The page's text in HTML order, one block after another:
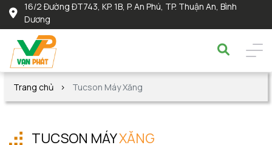
16/2 Đường ĐT743, KP. 1B, P. An Phú, TP. Thuận An, Bình
Dương
Trang chủ Tucson Máy Xăng
TUCSON MÁYXĂNG